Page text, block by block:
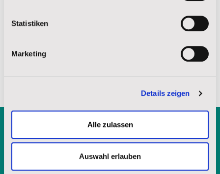
Statistiken
Marketing
Details zeigen
Alle zulassen
Auswahl erlauben
Kostenlose Broschüre